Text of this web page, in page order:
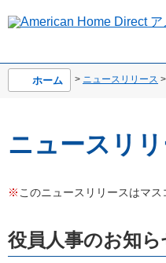
ホーム > ニュースリリース >
ニュースリ
※ このニュースリリースはマ
役員人事のお知ら